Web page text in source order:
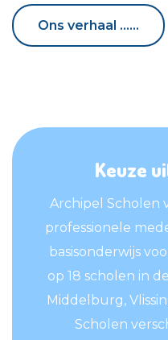
Ons verhaal ......
Ons verhaal ......
Keuze
Archipel Scholen
professionele
basisonderwijs
op 18 scholen in
Middelburg,
Scholen